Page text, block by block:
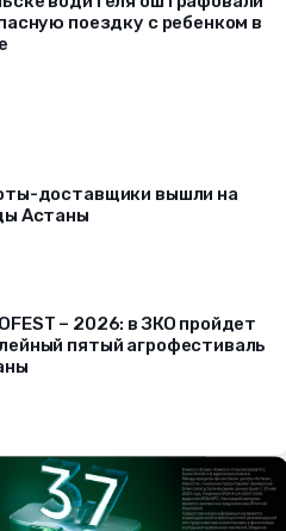
поездку с ребенком в
доставщики вышли на
Астаны
– 2026: в ЗКО пройдет
пятый агрофестиваль